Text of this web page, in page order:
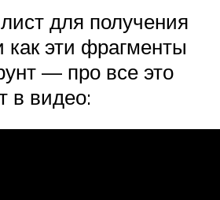
для получения
как эти фрагменты
— про все это
в видео: